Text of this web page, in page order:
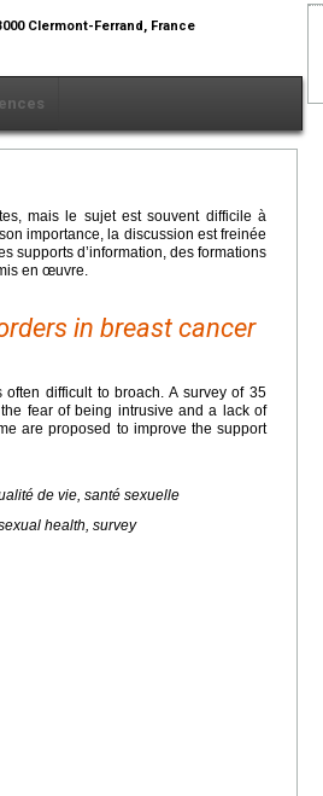
Clermont-Ferrand, France
mais le sujet est souvent difficile à
importance, la discussion est freinée
supports d’information, des formations
en œuvre.
in breast cancer
often difficult to broach. A survey of 35
fear of being intrusive and a lack of
are proposed to improve the support
de vie, santé sexuelle
health, survey